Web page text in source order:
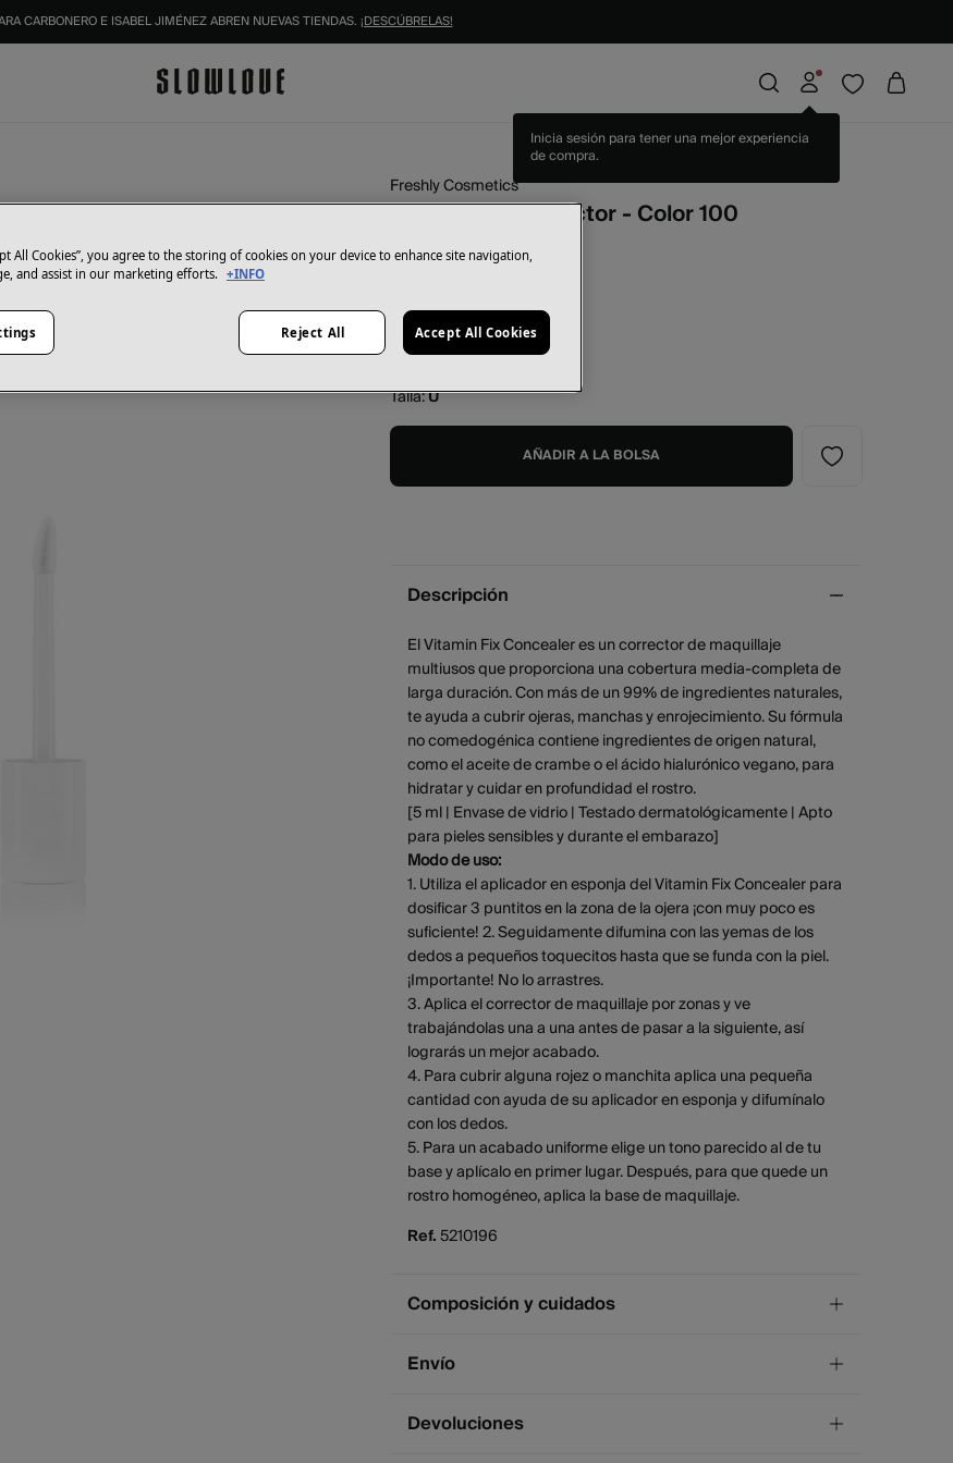
CARBONERO E ISABEL JIMÉNEZ ABREN NUEVAS TIENDAS. ¡DESCÚBRELAS!
Inicia sesión para tener una mejor experiencia
de compra.
Freshly Cosmetics
Vitamin Fix Corrector - Color 100
19,95 €
Talla:U
AÑADIR A LA BOLSA
Descripción
El Vitamin Fix Concealer es un corrector de maquillaje
multiusos que proporciona una cobertura media-completa de
larga duración. Con más de un 99% de ingredientes naturales,
te ayuda a cubrir ojeras, manchas y enrojecimiento. Su fórmula
no comedogénica contiene ingredientes de origen natural,
como el aceite de crambe o el ácido hialurónico vegano, para
hidratar y cuidar en profundidad el rostro.
[5 ml | Envase de vidrio | Testado dermatológicamente | Apto
para pieles sensibles y durante el embarazo]
Modo de uso:
1. Utiliza el aplicador en esponja del Vitamin Fix Concealer para
dosificar 3 puntitos en la zona de la ojera ¡con muy poco es
suficiente! 2. Seguidamente difumina con las yemas de los
dedos a pequeños toquecitos hasta que se funda con la piel.
¡Importante! No lo arrastres.
3. Aplica el corrector de maquillaje por zonas y ve
trabajándolas una a una antes de pasar a la siguiente, así
lograrás un mejor acabado.
4. Para cubrir alguna rojez o manchita aplica una pequeña
cantidad con ayuda de su aplicador en esponja y difumínalo
con los dedos.
5. Para un acabado uniforme elige un tono parecido al de tu
base y aplícalo en primer lugar. Después, para que quede un
rostro homogéneo, aplica la base de maquillaje.
Ref.5210196
Composición y cuidados
Composición
Polyglyceryl-3 Polyricinoleate , Polyglyceryl-3 Diisostearate ,
Envío
Envío a tienda
¡GRATIS!
Devoluciones
All Cookies”, you agree to the storing of cookies on your device to enhance site navigation,
and assist in our marketing efforts. +INFO
Reject All Accept All Cookies